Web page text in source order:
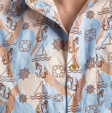
| народный стиль
и хлопка
льна с вышивкой
хлопка с вышивкой